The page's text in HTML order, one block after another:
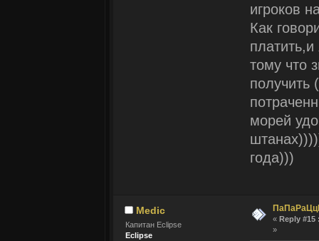
игроков
Как
тому что
получить
морей
года)))
Medic
Капитан Eclipse
Eclipse
« Reply #15
»